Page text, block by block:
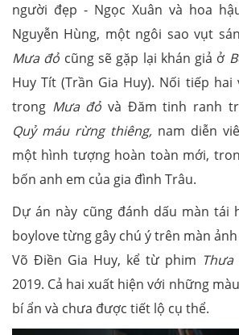
người đẹp - Ngọc Xuân và hoa
Nguyễn Hùng, một ngôi sao vụt
Mưa đỏ cũng sẽ gặp lại khán giả ở
Huy Tít (Trần Gia Huy). Nối tiếp
trong Mưa đỏvà Đăm tinh ranh
Quỷ máu rừng thiêng, nam diễn
một hình tượng hoàn toàn mới,
bốn anh em của gia đình Trâu.
Dự án này cũng đánh dấu màn tái
boylove từng gây chú ý trên màn
Võ Điền Gia Huy, kể từ phim
2019. Cả hai xuất hiện với những
bí ẩn và chưa được tiết lộ cụ thể.